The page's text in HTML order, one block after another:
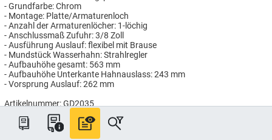
- Grundfarbe: Chrom
- Montage: Platte/Armaturenloch
- Anzahl der Armaturenlöcher: 1-löchig
- Anschlussmaß Zufuhr: 3/8 Zoll
- Ausführung Auslauf: flexibel mit Brause
- Mundstück Wasserhahn: Strahlregler
- Aufbauhöhe gesamt: 563 mm
- Aufbauhöhe Unterkante Hahnauslass: 243 mm
- Vorsprung Auslauf: 262 mm
Artikelnummer: GD2035